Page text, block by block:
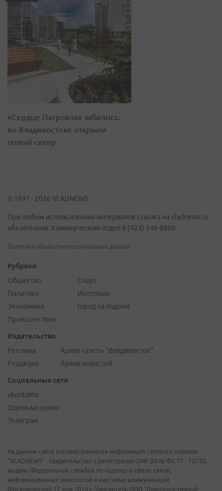
«Сердце Патрокла» забилось:
во Владивостоке открыли
новый сквер
© 1997 - 2026 VLADNEWS
При любом использовании материалов ссылка на vladnews.ru
обязательна. Коммерческий отдел 8 (423) 249-8800
Политика обработки персональных данных
Рубрики
Общество
Политика
Экономика
Происшествия
Спорт
Интервью
Город на ладони
Издательство
Реклама
Редакция
Архив газеты "Владивосток"
Архив новостей
Социальные сети
vkontakte
Одноклассники
Телеграм
На данном сайте распространяется информация сетевого издания
"VLADNEWS" - свидетельство о регистрации СМИ ЭЛ № ФС 77 - 72742,
выдано Федеральной службой по надзору в сфере связи,
информационных технологий и массовых коммуникаций
(Роскомнадзор) 17 мая 2018 г. Учредитель ООО "Дальневосточный